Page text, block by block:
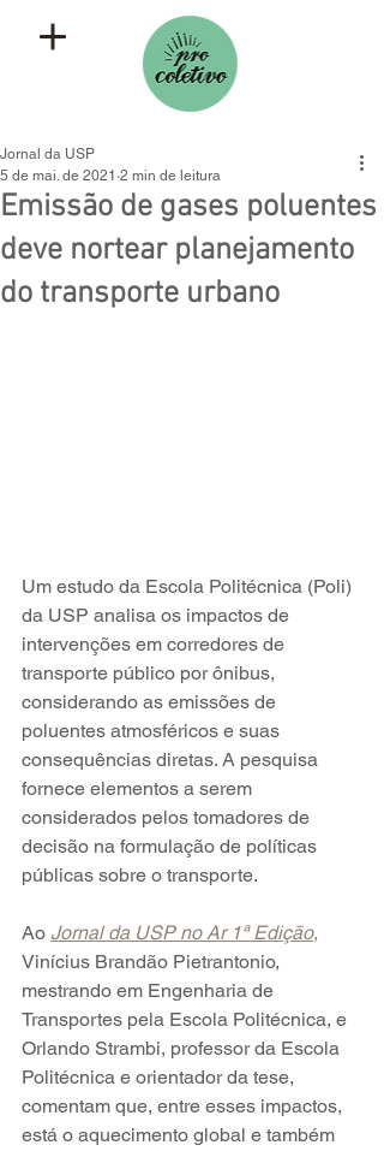
Emissão de gases poluentes
deve nortear planejamento
do transporte urbano
Jornal da USP
5 de mai. de 2021 2 min de leitura
Um estudo da Escola Politécnica (Poli)
da USP analisa os impactos de
intervenções em corredores de
transporte público por ônibus,
considerando as emissões de
poluentes atmosféricos e suas
consequências diretas. A pesquisa
fornece elementos a serem
considerados pelos tomadores de
decisão na formulação de políticas
públicas sobre o transporte.
Ao Jornal da USP no Ar 1ª Edição,
Vinícius Brandão Pietrantonio,
mestrando em Engenharia de
Transportes pela Escola Politécnica, e
Orlando Strambi, professor da Escola
Politécnica e orientador da tese,
comentam que, entre esses impactos,
está o aquecimento global e também